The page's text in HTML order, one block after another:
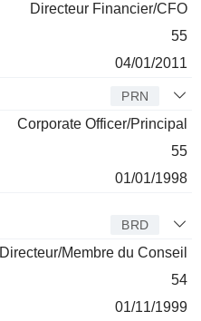
Directeur Financier/CFO
55
04/01/2011
PRN
Corporate Officer/Principal
55
01/01/1998
BRD
Directeur/Membre du Conseil
54
01/11/1999